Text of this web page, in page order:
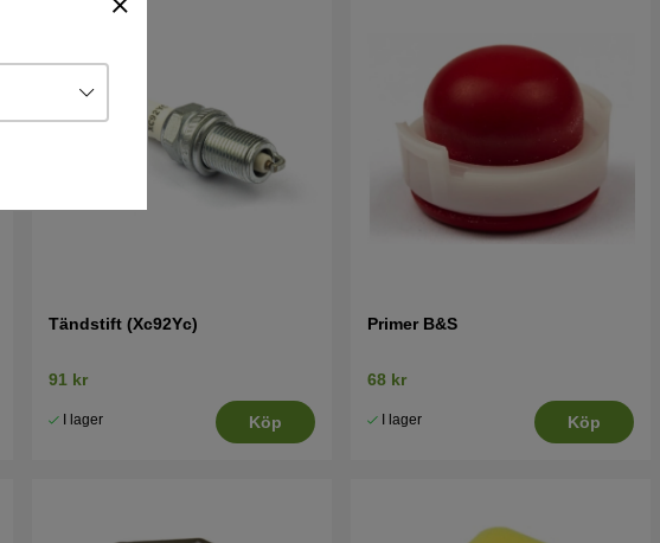
Tändstift (Xc92Yc)
91 kr
I lager Köp
Primer B&S
68 kr
I lager Köp